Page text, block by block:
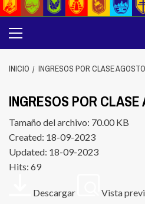
principal
INICIO INGRESOS POR CLASE AGOSTO
INGRESOS POR CLASE
Tamaño del archivo: 70.00 KB
Created: 18-09-2023
Updated: 18-09-2023
Hits: 69
Descargar Vista